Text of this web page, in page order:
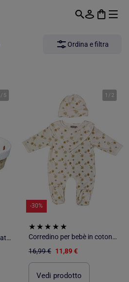
Ordina e filtra
/ 5
Cestino per neonati con materasso, copertura e fitted sheet, pois dorati | SEVIRA KIDS
1 / 2
-30%
Corredino per bebè in cotone Les Chatounets
16,99 € 11,89 €
Vedi prodotto